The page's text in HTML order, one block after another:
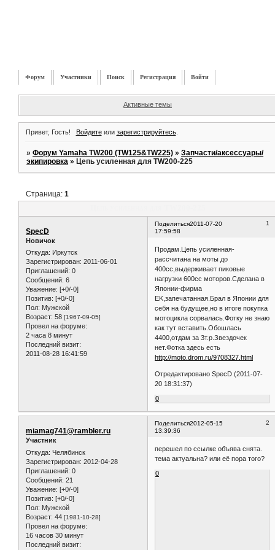
Форум Участники Поиск Регистрация Войти
Активные темы
Привет, Гость! Войдитеили зарегистрируйтесь.
»Форум Yamaha TW200 (TW125&TW225) »Запчасти/аксессуары/
экипировка »Цепь усиленная для TW200-225
Страница:1
Поделиться 1
2011-07-20
17:59:58
SpecD
Новичок
Откуда: Иркутск
Зарегистрирован: 2011-06-01
Приглашений: 0
Сообщений: 6
Уважение: [+0/-0]
Позитив: [+0/-0]
Пол: Мужской
Возраст: 58 [1967-09-05]
Провел на форуме:
2 часа 8 минут
Последний визит:
2011-08-28 16:41:59
Продам.Цепь усиленная-
рассчитана на моты до
400сс,выдерживает пиковые
нагрузки 600сс моторов.Сделана в
Японии-фирма
EK,запечатанная.Брал в Японии для
себя на будущее,но в итоге покупка
мотоцикла сорвалась.Фотку не знаю
как тут вставить.Обошлась
4400,отдам за 3т.р.Звездочек
нет.Фотка здесь есть
http://moto.drom.ru/9708327.html
Отредактировано SpecD (2011-07-
20 18:31:37)
0
Поделиться 2
2012-05-15
13:39:36
miamag741@rambler.ru
Участник
Откуда: Челябинск
Зарегистрирован: 2012-04-28
Приглашений: 0
Сообщений: 21
Уважение: [+0/-0]
Позитив: [+0/-0]
Пол: Мужской
Возраст: 44 [1981-10-28]
Провел на форуме:
16 часов 30 минут
Последний визит:
перешел по ссылке объява снята.
тема актуальна? или её пора того?
0